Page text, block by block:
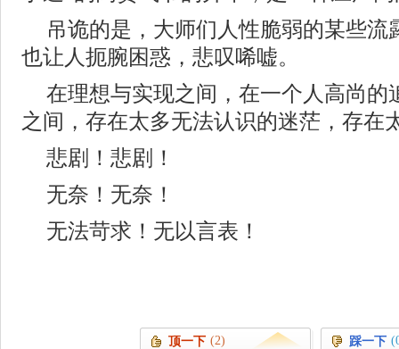
吊诡的是，大师们人性脆弱的某些流
也让人扼腕困惑，悲叹唏嘘。
在理想与实现之间，在一个人高尚的
之间，存在太多无法认识的迷茫，存在
悲剧！悲剧！
无奈！无奈！
无法苛求！无以言表！
顶一下 (2) 踩一下